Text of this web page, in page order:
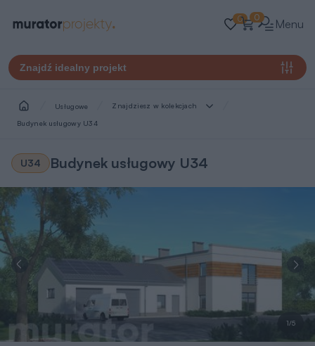
0 0 Menu
Znajdź idealny projekt
Usługowe Znajdziesz w kolekcjach
Budynek usługowy U34
U34 Budynek usługowy U34
1/5